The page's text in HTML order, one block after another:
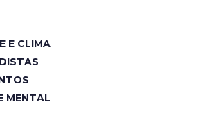
E CLIMA
MENTAL